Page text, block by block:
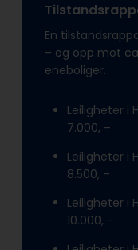
En
– og opp mot
eneboliger.
Leiligheter i
7.000, –
Leiligheter i
8.500, –
Leiligheter i
10.000, –